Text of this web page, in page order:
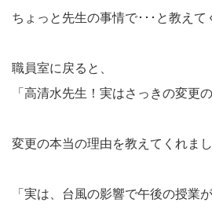
ちょっと先生の事情で･･･と教えて
職員室に戻ると、
「高清水先生！実はさっきの変更
変更の本当の理由を教えてくれまし
「実は、台風の影響で午後の授業